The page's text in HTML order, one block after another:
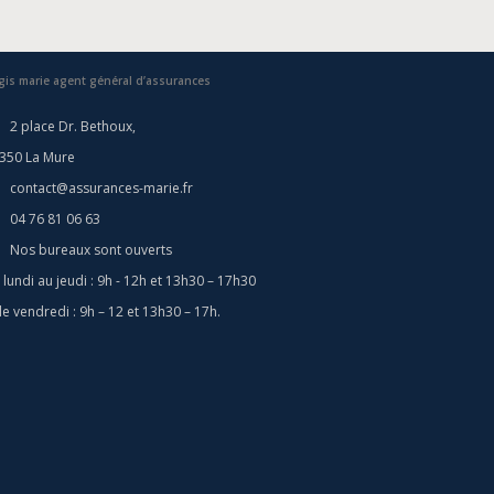
marie agent général d’assurances
2 place Dr. Bethoux,
La Mure
contact@assurances-marie.fr
04 76 81 06 63
Nos bureaux sont ouverts
lundi au jeudi : 9h - 12h et 13h30 – 17h30
vendredi : 9h – 12 et 13h30 – 17h.